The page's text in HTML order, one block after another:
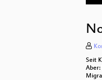
Seit
Aber: